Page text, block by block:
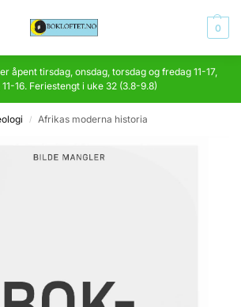
0
åpent tirsdag, onsdag, torsdag og fredag 11-17,
16. Feriestengt i uke 32 (3.8-9.8)
/ Afrikas moderna historia